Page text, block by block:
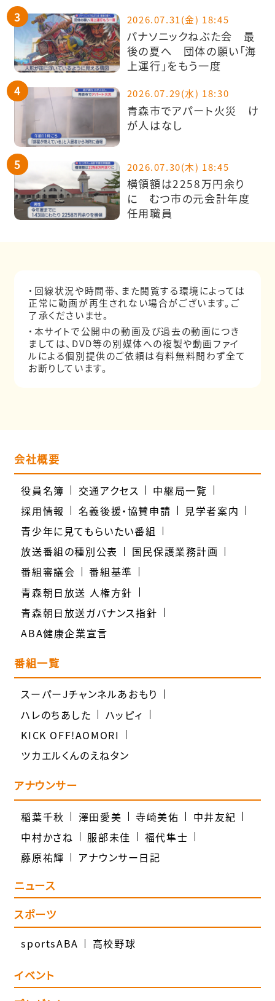
2026.07.31(金) 18:45
パナソニックねぶた会 最
後の夏へ 団体の願い「海
上運行」をもう一度
2026.07.29(水) 18:30
青森市でアパート火災 け
が人はなし
2026.07.30(木) 18:45
横領額は2258万円余り
に むつ市の元会計年度
任用職員
・回線状況や時間帯、また閲覧する環境によっては
正常に動画が再生されない場合がございます。ご
了承くださいませ。
・本サイトで公開中の動画及び過去の動画につき
ましては、DVD等の別媒体への複製や動画ファイ
ルによる個別提供のご依頼は有料無料問わず全て
お断りしています。
会社概要
役員名簿 交通アクセス
中継局一覧
採用情報
名義後援・協賛申請
見学者案内
青少年に見てもらいたい番組
放送番組の種別公表
国民保護業務計画
番組審議会
番組基準
青森朝日放送 人権方針
青森朝日放送ガバナンス指針
ABA健康企業宣言
番組一覧
スーパーJチャンネルあおもり
ハレのちあした
ハッピィ
KICK OFF!AOMORI
ツカエルくんのえねタン
アナウンサー
稲葉千秋 澤田愛美 寺崎美佑
中井友紀
中村かさね
服部未佳
福代隼士
藤原祐輝
アナウンサー日記
ニュース
スポーツ
sportsABA 高校野球
イベント